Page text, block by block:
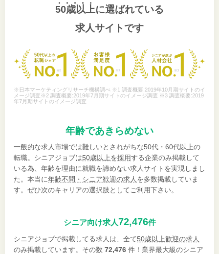
50歳以上に選ばれている
求人サイトです
※日本マーケティングリサーチ機構調べ ※1 調査概要:2019年10月期サイトのイ
メージ調査※2 調査概要:2019年7月期サイトのイメージ調査 ※3 調査概要:2019
年7月期サイトのイメージ調査
年齢であきらめない
一般的な求人市場では難しいとされがちな50代・60代以上の
転職。シニアジョブは50歳以上を採用する企業のみ掲載して
いる為、年齢を理由に就職を諦めない求人サイトを実現しまし
た。本当に年齢不問・シニア歓迎の求人 を多数掲載していま
す。ぜひ次のキャリアの選択肢としてご利用下さい。
シニア向け求人72,476件
シニアジョブで掲載してる求人は、全て50歳以上歓迎の求人
のみ掲載しています。その数 72,476 件！業界最大級のシニア